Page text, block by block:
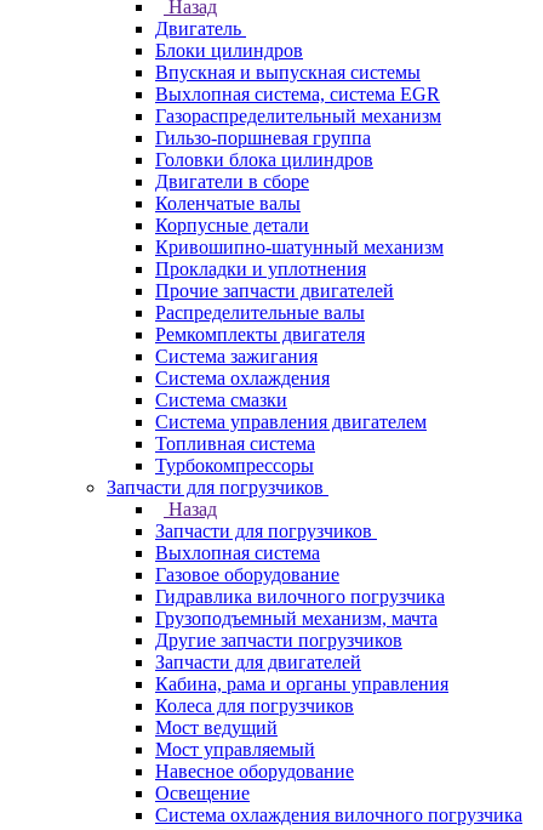
Назад
Двигатель
Блоки цилиндров
Впускная и выпускная системы
Выхлопная система, система EGR
Газораспределительный механизм
Гильзо-поршневая группа
Головки блока цилиндров
Двигатели в сборе
Коленчатые валы
Корпусные детали
Кривошипно-шатунный механизм
Прокладки и уплотнения
Прочие запчасти двигателей
Распределительные валы
Ремкомплекты двигателя
Система зажигания
Система охлаждения
Система смазки
Система управления двигателем
Топливная система
Турбокомпрессоры
Запчасти для погрузчиков
Назад
Запчасти для погрузчиков
Выхлопная система
Газовое оборудование
Гидравлика вилочного погрузчика
Грузоподъемный механизм, мачта
Другие запчасти погрузчиков
Запчасти для двигателей
Кабина, рама и органы управления
Колеса для погрузчиков
Мост ведущий
Мост управляемый
Навесное оборудование
Освещение
Система охлаждения вилочного погрузчика